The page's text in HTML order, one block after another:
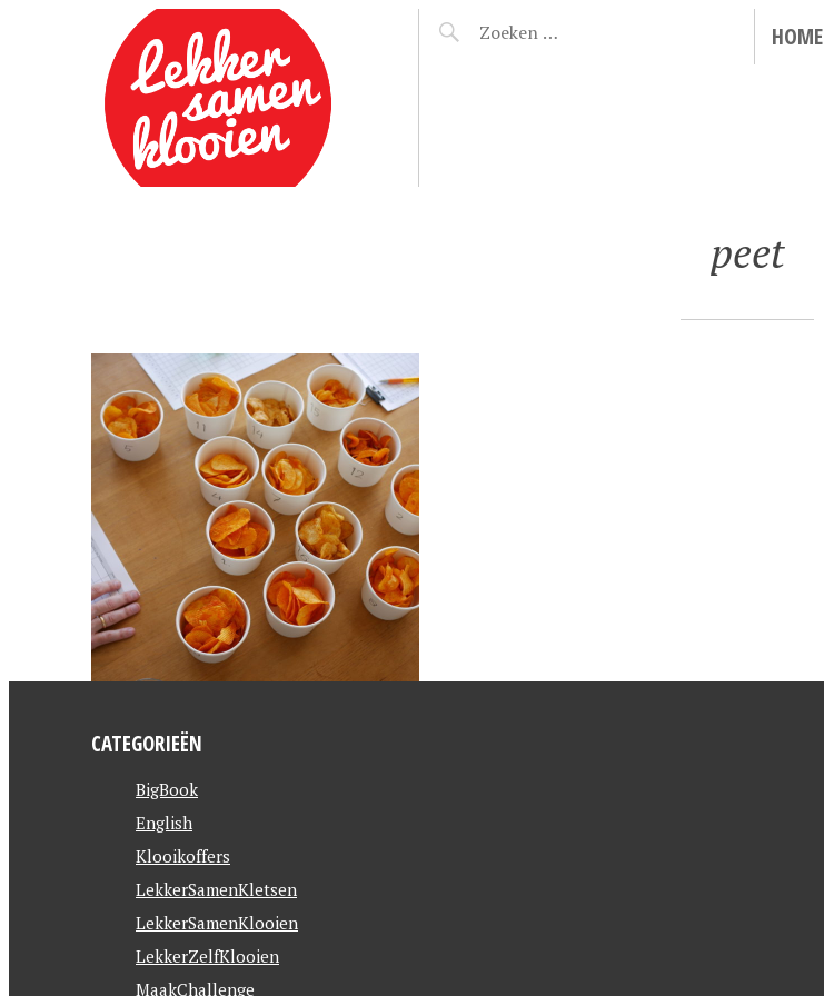
LEKKER SAMEN
KLOOIEN
HOME
peet
CATEGORIEËN
BigBook
English
Klooikoffers
LekkerSamenKletsen
LekkerSamenKlooien
LekkerZelfKlooien
MaakChallenge